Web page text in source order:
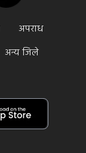
अपराध
अन्य जिले